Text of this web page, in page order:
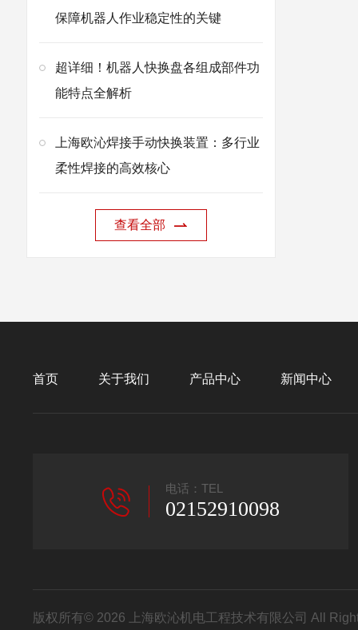
保障机器人作业稳定性的关键
超详细！机器人快换盘各组成部件功
能特点全解析
上海欧沁焊接手动快换装置：多行业
柔性焊接的高效核心
查看全部
首页 关于我们 产品中心 新闻中心
电话：TEL
02152910098
版权所有© 2026 上海欧沁机电工程技术有限公司 All